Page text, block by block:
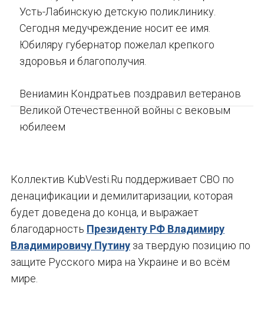
Усть-Лабинскую детскую поликлинику.
Сегодня медучреждение носит ее имя.
Юбиляру губернатор пожелал крепкого
здоровья и благополучия.
Вениамин Кондратьев поздравил ветеранов
Великой Отечественной войны с вековым
юбилеем
Коллектив KubVesti.Ru поддерживает СВО по
денацификации и демилитаризации, которая
будет доведена до конца, и выражает
благодарность Президенту РФ Владимиру
Владимировичу Путину за твердую позицию по
защите Русского мира на Украине и во всём
мире.